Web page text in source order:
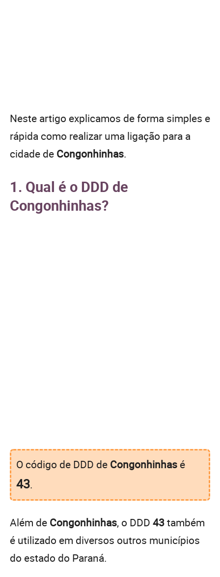
Neste artigo explicamos de forma simples e
rápida como realizar uma ligação para a
cidade de Congonhinhas.
1. Qual é o DDD de
Congonhinhas?
O código de DDD de Congonhinhas é
43.
Além de Congonhinhas, o DDD 43também
é utilizado em diversos outros municípios
do estado do Paraná.